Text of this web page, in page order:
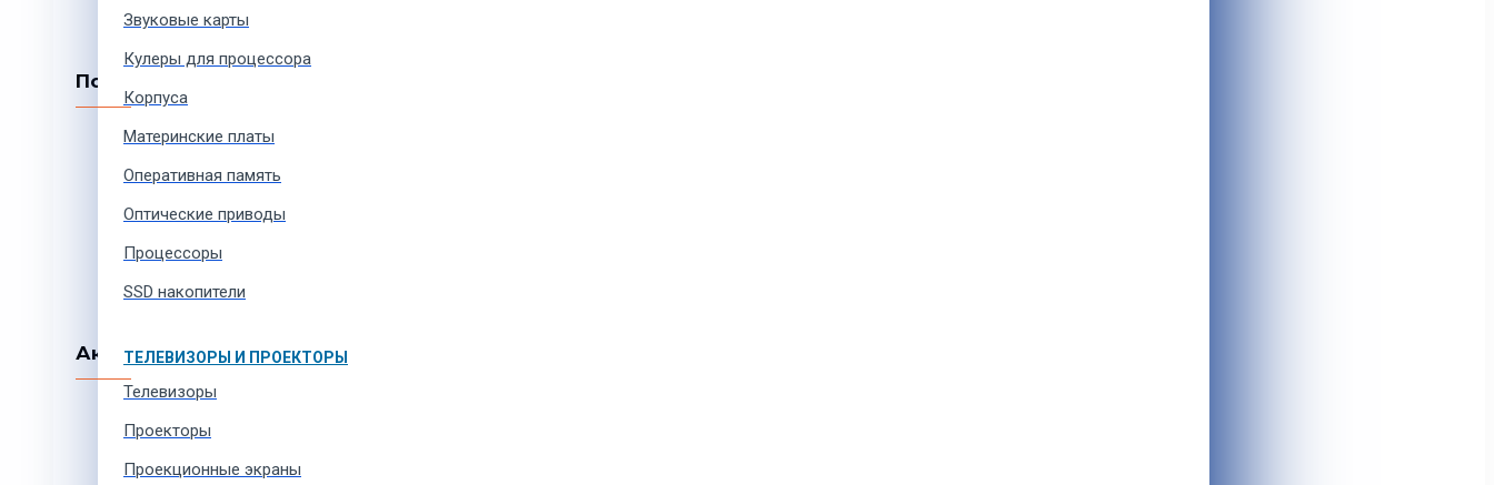
Звуковые карты
Кулеры для процессора
Корпуса
Материнские платы
Оперативная память
Оптические приводы
Процессоры
SSD накопители
ТЕЛЕВИЗОРЫ И ПРОЕКТОРЫ
Телевизоры
Проекторы
Проекционные экраны
Все товары
Покупателям
Производители
Подарочный сертификат
Защита прав потребителей
Политика возврата и обмена
Заявка на возврат
Аккаунт
Избранные товары
История заказов